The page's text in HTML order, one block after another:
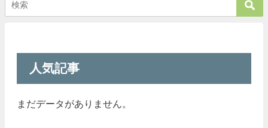
人気記事
まだデータがありません。